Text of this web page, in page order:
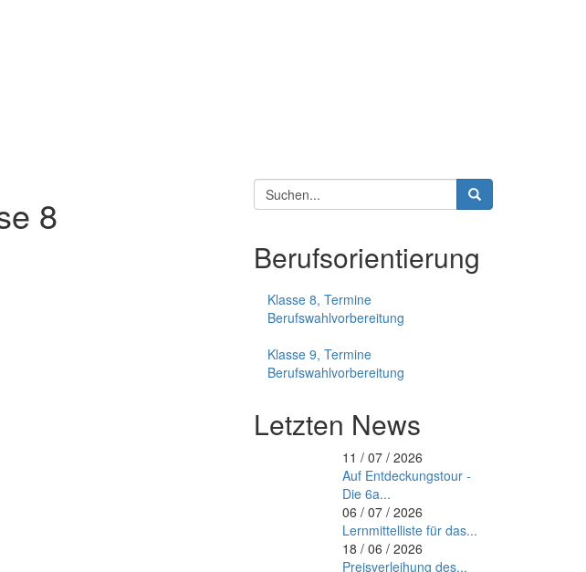
8 Suchformular
Berufsorientierung
Klasse 8, Termine
Berufswahlvorbereitung
Klasse 9, Termine
Berufswahlvorbereitung
Letzten News
11 / 07 / 2026
Auf Entdeckungstour -
Die 6a...
06 / 07 / 2026
Lernmittelliste für das...
18 / 06 / 2026
Preisverleihung des...